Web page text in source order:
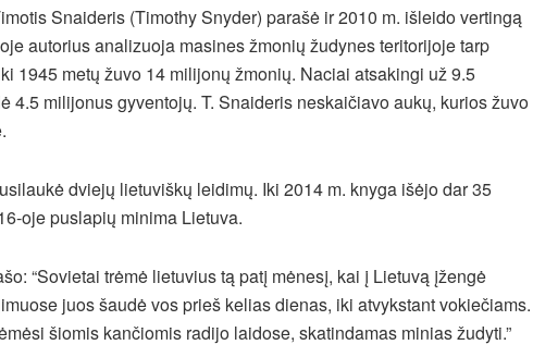
Snaideris (Timothy Snyder) parašė ir 2010 m. išleido vertingą
autorius analizuoja masines žmonių žudynes teritorijoje tarp
1945 metų žuvo 14 milijonų žmonių. Naciai atsakingi už 9.5
4.5 milijonus gyventojų. T. Snaideris neskaičiavo aukų, kurios žuvo
dviejų lietuviškų leidimų. Iki 2014 m. knyga išėjo dar 35
oje puslapių minima Lietuva.
“Sovietai trėmė lietuvius tą patį mėnesį, kai į Lietuvą įžengė
juos šaudė vos prieš kelias dienas, iki atvykstant vokiečiams.
šiomis kančiomis radijo laidose, skatindamas minias žudyti.”